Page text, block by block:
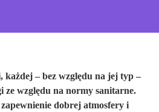
– bez względu na jej typ –
ze względu na normy sanitarne.
dobrej atmosfery i